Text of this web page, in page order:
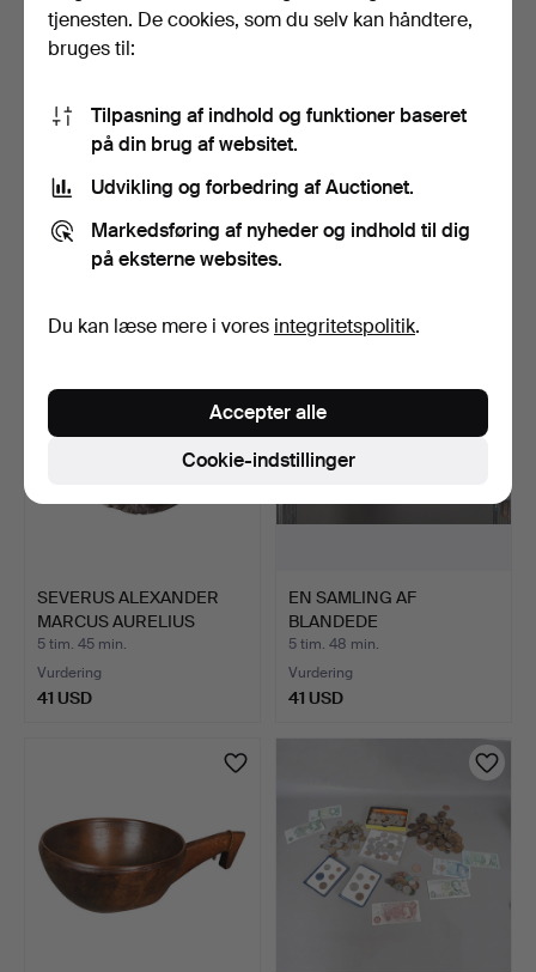
ARTEFAKTER;
MIDDELALDERLIGE &
SENERE, HERU…
4 tim. 45 min.
Vurdering
EN SAMLING TRYK, ET
SPEJL OG ET DIORAMA
(8…
4 tim. 48 min.
SEVERUS ALEXANDER
MARCUS AURELIUS
SEVERUS …
5 tim. 45 min.
Vurdering
41 USD
EN SAMLING AF
BLANDEDE
KUNSTGENSTANDE (PAR…
5 tim. 48 min.
Vurdering
41 USD
tjenesten. De cookies, som du selv kan håndtere,
bruges til:
Tilpasning af indhold og funktioner baseret
på din brug af websitet.
Udvikling og forbedring af Auctionet.
Markedsføring af nyheder og indhold til dig
på eksterne websites.
Du kan læse mere i vores integritetspolitik.
Cookie-indstillinger
Accepter alle